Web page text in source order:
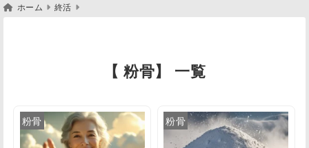
ホーム 終活
【 粉骨】 一覧
粉骨 粉骨